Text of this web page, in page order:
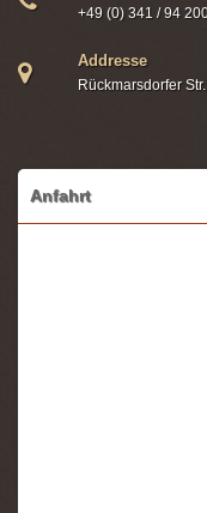
+49 (0) 341 / 94
Addresse
Rückmarsdorfer
Anfahrt